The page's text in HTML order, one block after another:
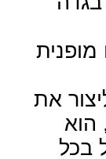
מופנית
את
הוא
בכל